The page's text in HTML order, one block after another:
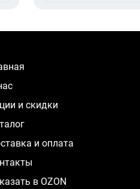
нас
и скидки
и оплата
в OZON